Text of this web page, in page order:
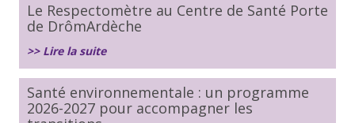
Le Respectomètre au Centre de Santé Porte
de DrômArdèche
>> Lire la suite
Santé environnementale : un programme
2026-2027 pour accompagner les